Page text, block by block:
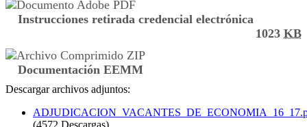
Instrucciones retirada credencial electrónica
1023 KB
Documentación EEMM
Descargar archivos adjuntos:
(4572 Descargas)